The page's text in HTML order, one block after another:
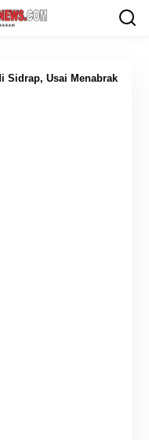
Sidrap, Usai Menabrak